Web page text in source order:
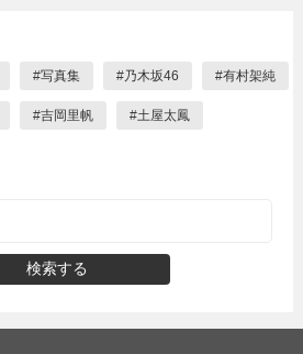
#写真集 #乃木坂46 #有村架純
#吉岡里帆 #土屋太鳳
検索する